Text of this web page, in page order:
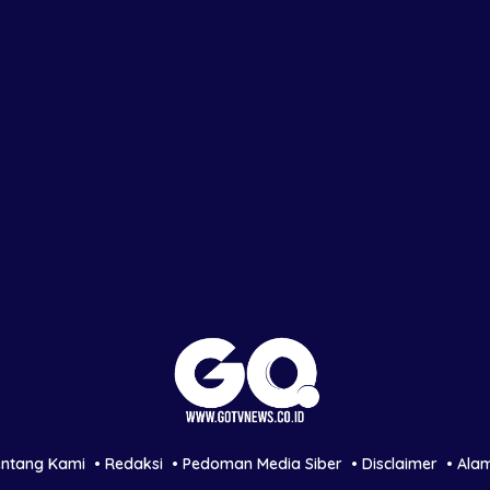
Kami Redaksi Pedoman Media Siber Disclaimer